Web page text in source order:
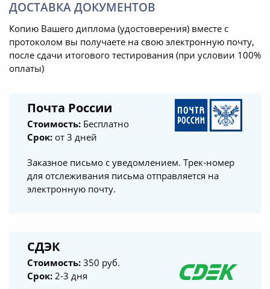
ДОСТАВКА ДОКУМЕНТОВ
Копию Вашего диплома (удостоверения) вместе с
протоколом вы получаете на свою электронную почту,
после сдачи итогового тестирования (при условии 100%
оплаты)
Почта России
Стоимость: Бесплатно
Срок: от 3 дней
Заказное письмо с уведомлением. Трек-номер
для отслеживания письма отправляется на
электронную почту.
СДЭК
Стоимость: 350 руб.
Срок: 2-3 дня